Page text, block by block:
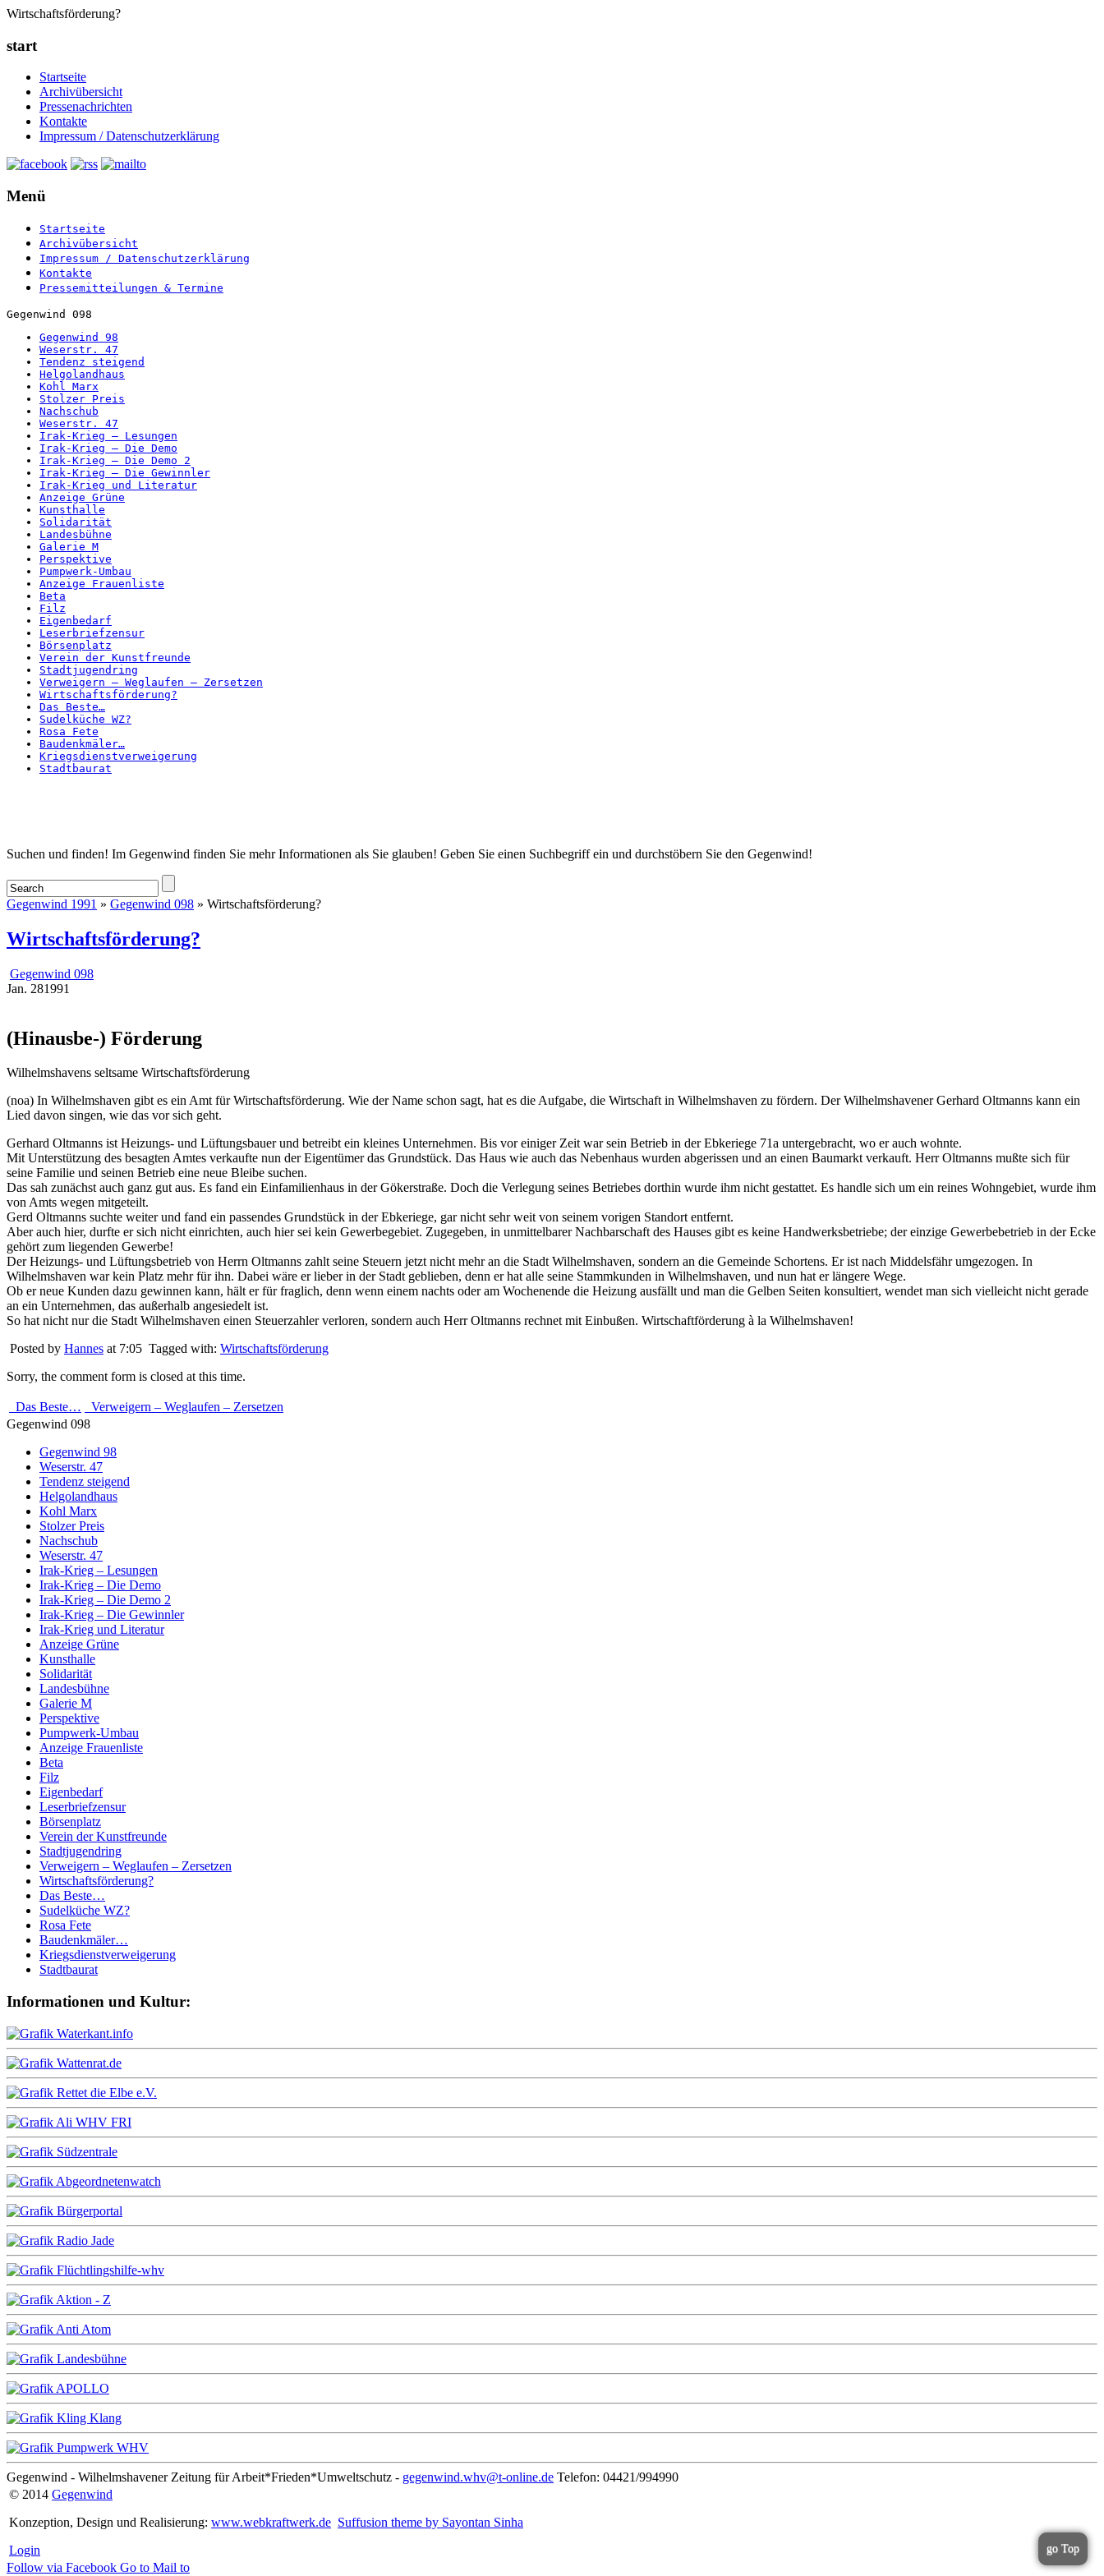
Wirtschaftsförderung?
start
Startseite
Archivübersicht
Pressenachrichten
Kontakte
Impressum / Datenschutzerklärung
Menü
Startseite
Archivübersicht
Impressum / Datenschutzerklärung
Kontakte
Pressemitteilungen & Termine
Gegenwind 098
Gegenwind 98
Weserstr. 47
Tendenz steigend
Helgolandhaus
Kohl Marx
Stolzer Preis
Nachschub
Weserstr. 47
Irak-Krieg – Lesungen
Irak-Krieg – Die Demo
Irak-Krieg – Die Demo 2
Irak-Krieg – Die Gewinnler
Irak-Krieg und Literatur
Anzeige Grüne
Kunsthalle
Solidarität
Landesbühne
Galerie M
Perspektive
Pumpwerk-Umbau
Anzeige Frauenliste
Beta
Filz
Eigenbedarf
Leserbriefzensur
Börsenplatz
Verein der Kunstfreunde
Stadtjugendring
Verweigern – Weglaufen – Zersetzen
Wirtschaftsförderung?
Das Beste…
Sudelküche WZ?
Rosa Fete
Baudenkmäler…
Kriegsdienstverweigerung
Stadtbaurat
Startseite
Suchen und finden! Im Gegenwind finden Sie mehr Informationen als Sie glauben! Geben Sie einen Suchbegriff ein und durchstöbern Sie den Gegenwind!
Gegenwind 1991 » Gegenwind 098 » Wirtschaftsförderung?
Wirtschaftsförderung?
Gegenwind 098
Jan. 281991
(Hinausbe-) Förderung
Wilhelmshavens seltsame Wirtschaftsförderung
(noa) In Wilhelmshaven gibt es ein Amt für Wirtschaftsförderung. Wie der Name schon sagt, hat es die Aufgabe, die Wirtschaft in Wilhelmshaven zu fördern. Der Wilhelmshavener Gerhard Oltmanns kann ein
Lied davon singen, wie das vor sich geht.
Gerhard Oltmanns ist Heizungs- und Lüftungsbauer und betreibt ein kleines Unternehmen. Bis vor einiger Zeit war sein Betrieb in der Ebkeriege 71a untergebracht, wo er auch wohnte.
Mit Unterstützung des besagten Amtes verkaufte nun der Eigentümer das Grundstück. Das Haus wie auch das Nebenhaus wurden abgerissen und an einen Baumarkt verkauft. Herr Oltmanns mußte sich für
seine Familie und seinen Betrieb eine neue Bleibe suchen.
Das sah zunächst auch ganz gut aus. Es fand ein Einfamilienhaus in der Gökerstraße. Doch die Verlegung seines Betriebes dorthin wurde ihm nicht gestattet. Es handle sich um ein reines Wohngebiet, wurde ihm
von Amts wegen mitgeteilt.
Gerd Oltmanns suchte weiter und fand ein passendes Grundstück in der Ebkeriege, gar nicht sehr weit von seinem vorigen Standort entfernt.
Aber auch hier, durfte er sich nicht einrichten, auch hier sei kein Gewerbegebiet. Zugegeben, in unmittelbarer Nachbarschaft des Hauses gibt es keine Handwerksbetriebe; der einzige Gewerbebetrieb in der Ecke
gehört zum liegenden Gewerbe!
Der Heizungs- und Lüftungsbetrieb von Herrn Oltmanns zahlt seine Steuern jetzt nicht mehr an die Stadt Wilhelmshaven, sondern an die Gemeinde Schortens. Er ist nach Middelsfähr umgezogen. In
Wilhelmshaven war kein Platz mehr für ihn. Dabei wäre er lieber in der Stadt geblieben, denn er hat alle seine Stammkunden in Wilhelmshaven, und nun hat er längere Wege.
Ob er neue Kunden dazu gewinnen kann, hält er für fraglich, denn wenn einem nachts oder am Wochenende die Heizung ausfällt und man die Gelben Seiten konsultiert, wendet man sich vielleicht nicht gerade
an ein Unternehmen, das außerhalb angesiedelt ist.
So hat nicht nur die Stadt Wilhelmshaven einen Steuerzahler verloren, sondern auch Herr Oltmanns rechnet mit Einbußen. Wirtschaftförderung à la Wilhelmshaven!
Posted by Hannes at 7:05 Tagged with: Wirtschaftsförderung
Sorry, the comment form is closed at this time.
Das Beste…
Verweigern – Weglaufen – Zersetzen
Gegenwind 098
Gegenwind 98
Weserstr. 47
Tendenz steigend
Helgolandhaus
Kohl Marx
Stolzer Preis
Nachschub
Weserstr. 47
Irak-Krieg – Lesungen
Irak-Krieg – Die Demo
Irak-Krieg – Die Demo 2
Irak-Krieg – Die Gewinnler
Irak-Krieg und Literatur
Anzeige Grüne
Kunsthalle
Solidarität
Landesbühne
Galerie M
Perspektive
Pumpwerk-Umbau
Anzeige Frauenliste
Beta
Filz
Eigenbedarf
Leserbriefzensur
Börsenplatz
Verein der Kunstfreunde
Stadtjugendring
Verweigern – Weglaufen – Zersetzen
Wirtschaftsförderung?
Das Beste…
Sudelküche WZ?
Rosa Fete
Baudenkmäler…
Kriegsdienstverweigerung
Stadtbaurat
Informationen und Kultur:
Gegenwind - Wilhelmshavener Zeitung für Arbeit*Frieden*Umweltschutz - gegenwind.whv@t-online.de Telefon: 04421/994990
© 2014 Gegenwind
Konzeption, Design und Realisierung: www.webkraftwerk.de
Login
Suffusion theme by Sayontan Sinha
Follow via Facebook Go to Mail to
go Top